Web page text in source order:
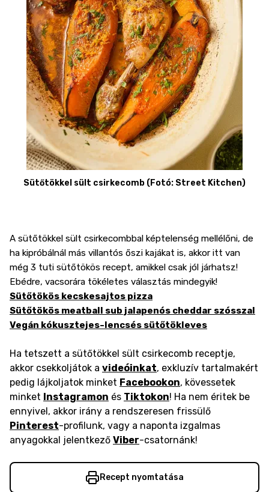
Sütőtökkel sült csirkecomb (Fotó: Street Kitchen)
A sütőtökkel sült csirkecombbal képtelenség mellélőni, de
ha kipróbálnál más villantós őszi kajákat is, akkor itt van
még 3 tuti sütőtökös recept, amikkel csak jól járhatsz!
Ebédre, vacsorára tökéletes választás mindegyik!
Sütőtökös kecskesajtos pizza
Sütőtökös meatball sub jalapenós cheddar szósszal
Vegán kókusztejes-lencsés sütőtökleves
Ha tetszett a sütőtökkel sült csirkecomb receptje,
akkor csekkoljátok a videóinkat, exkluzív tartalmakért
pedig lájkoljatok minket Facebookon, kövessetek
minket Instagramon és Tiktokon! Ha nem éritek be
ennyivel, akkor irány a rendszeresen frissülő
Pinterest-profilunk, vagy a naponta izgalmas
anyagokkal jelentkező Viber-csatornánk!
Recept nyomtatása